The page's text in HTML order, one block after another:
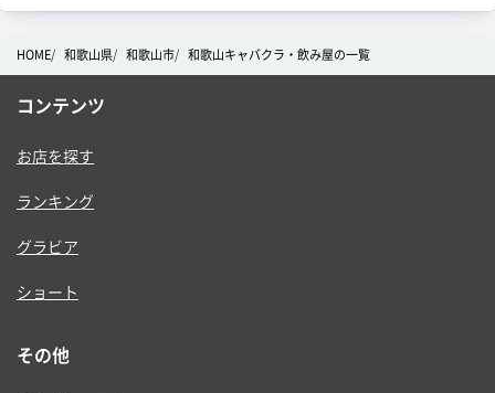
HOME 和歌山県 和歌山市 和歌山キャバクラ・飲み屋の一覧
コンテンツ
お店を探す
ランキング
グラビア
ショート
その他